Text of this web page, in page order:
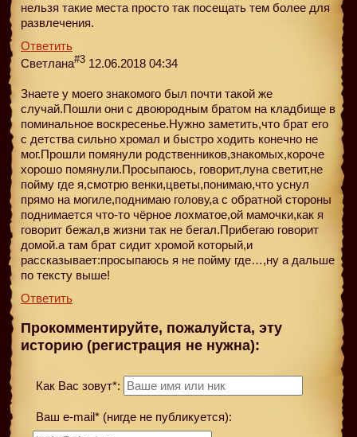
нельзя такие места просто так посещать тем более для
развлечения.
Ответить
Светлана#3 12.06.2018 04:34
Знаете у моего знакомого был почти такой же
случай.Пошли они с двоюродным братом на кладбище в
поминальное воскресенье.Нужно заметить,что брат его
с детства сильно хромал и быстро ходить конечно не
мог.Прошли помянули родственников,знакомых,короче
хорошо помянули.Просыпаюсь, говорит,луна светит,не
пойму где я,смотрю венки,цветы,понимаю,что уснул
прямо на могиле,поднимаю голову,а с обратной стороны
поднимается что-то чёрное лохматое,ой мамочки,как я
говорит бежал,в жизни так не бегал.Прибегаю говорит
домой.а там брат сидит хромой который,и
рассказывает:просыпаюсь я не пойму где…,ну а дальше
по тексту выше!
Ответить
Прокомментируйте, пожалуйста, эту
историю (регистрация не нужна):
Как Вас зовут*:
Ваш e-mail* (нигде не публикуется):